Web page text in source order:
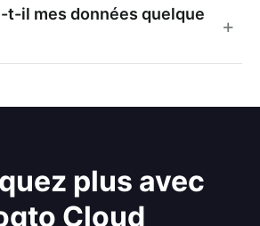
t-il mes données quelque
plus avec
Cloud